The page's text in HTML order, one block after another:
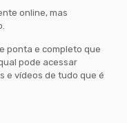
online, mas
ponta e completo que
pode acessar
e vídeos de tudo que é